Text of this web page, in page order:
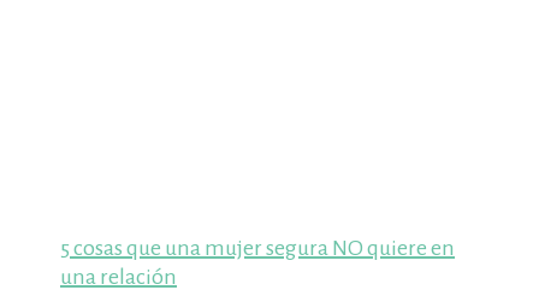
5 cosas que una mujer segura NO quiere en
una relación